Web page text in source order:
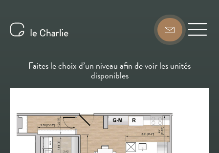
Faites le choix d’un niveau afin de voir les unités
disponibles